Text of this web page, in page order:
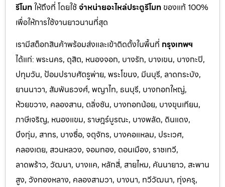
รีโมทให้ถึงที่ โดยใช้จำหน่ายอะไหล่ประตูรีโมท ของแท้ 100%
เพื่อให้การใช้งานยาวนานที่สุด
เรามีสต็อกสินค้าพร้อมส่งและเข้าติดตั้งในพื้นที่ กรุงเทพฯ
ได้แก่: พระนคร, ดุสิต, หนองจอก, บางรัก, บางเขน, บางกะปิ,
ปทุมวัน, ป้อมปราบศัตรูพ่าย, พระโขนง, มีนบุรี, ลาดกระบัง,
ยานนาวา, สัมพันธวงศ์, พญาไท, ธนบุรี, บางกอกใหญ่,
ห้วยขวาง, คลองสาน, ตลิ่งชัน, บางกอกน้อย, บางขุนเทียน,
ภาษีเจริญ, หนองแขม, ราษฎร์บูรณะ, บางพลัด, ดินแดง,
บึงกุ่ม, สาทร, บางซื่อ, จตุจักร, บางคอแหลม, ประเวศ,
คลองเตย, สวนหลวง, จอมทอง, ดอนเมือง, ราชเทวี,
ลาดพร้าว, วัฒนา, บางแค, หลักสี่, สายไหม, คันนายาว, สะพาน
สูง, วังทองหลาง, คลองสามวา, บางนา, ทวีวัฒนา, ทุ่งครุ,